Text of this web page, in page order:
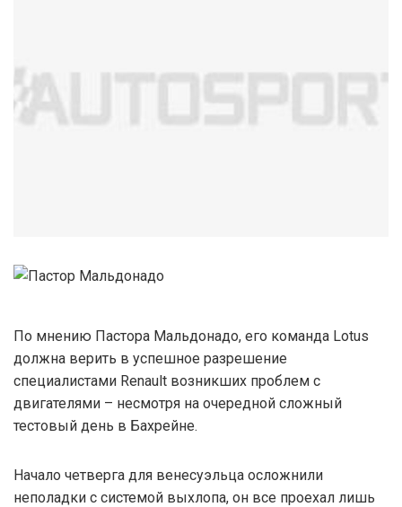
По мнению Пастора Мальдонадо, его команда Lotus
должна верить в успешное разрешение
специалистами Renault возникших проблем с
двигателями – несмотря на очередной сложный
тестовый день в Бахрейне.
Начало четверга для венесуэльца осложнили
неполадки с системой выхлопа, он все проехал лишь